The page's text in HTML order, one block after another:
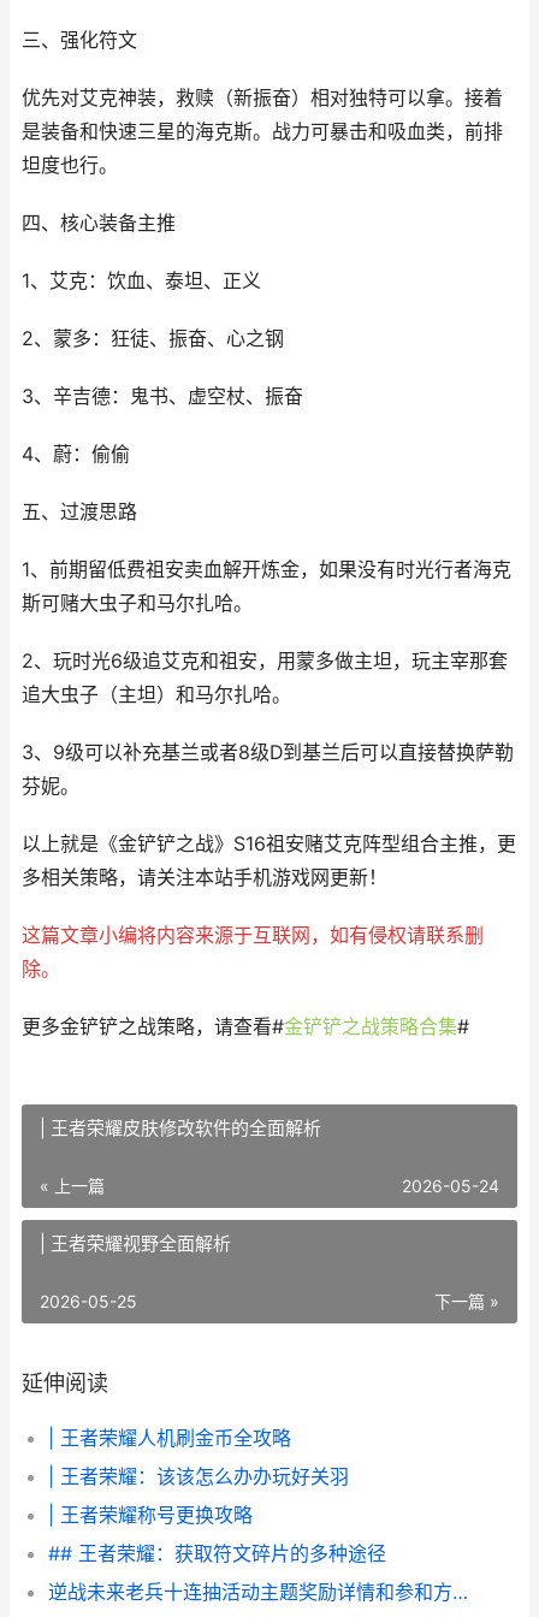
三、强化符文
优先对艾克神装，救赎（新振奋）相对独特可以拿。接着
是装备和快速三星的海克斯。战力可暴击和吸血类，前排
坦度也行。
四、核心装备主推
1、艾克：饮血、泰坦、正义
2、蒙多：狂徒、振奋、心之钢
3、辛吉德：鬼书、虚空杖、振奋
4、蔚：偷偷
五、过渡思路
1、前期留低费祖安卖血解开炼金，如果没有时光行者海克
斯可赌大虫子和马尔扎哈。
2、玩时光6级追艾克和祖安，用蒙多做主坦，玩主宰那套
追大虫子（主坦）和马尔扎哈。
3、9级可以补充基兰或者8级D到基兰后可以直接替换萨勒
芬妮。
以上就是《金铲铲之战》S16祖安赌艾克阵型组合主推，更
多相关策略，请关注本站手机游戏网更新！
这篇文章小编将内容来源于互联网，如有侵权请联系删
除。
更多金铲铲之战策略，请查看#金铲铲之战策略合集#
| 王者荣耀皮肤修改软件的全面解析
« 上一篇 2026-05-24
| 王者荣耀视野全面解析
下一篇 »
2026-05-25
延伸阅读
| 王者荣耀人机刷金币全攻略
| 王者荣耀：该该怎么办办玩好关羽
| 王者荣耀称号更换攻略
## 王者荣耀：获取符文碎片的多种途径
逆战未来老兵十连抽活动主题奖励详情和参和方式 逆战老兵回归2021